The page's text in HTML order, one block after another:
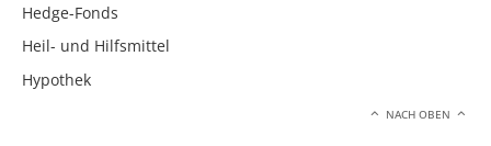
Hedge-Fonds
Heil- und Hilfsmittel
Hypothek
NACH OBEN